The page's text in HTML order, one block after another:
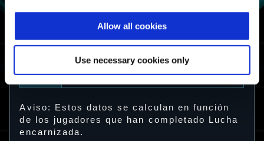
Allow all cookies
Use necessary cookies only
2.ª posi
ción
Zephyr
5.ª posi
Vigilant
Aviso: Estos datos se calculan en función
de los jugadores que han completado Lucha
encarnizada.